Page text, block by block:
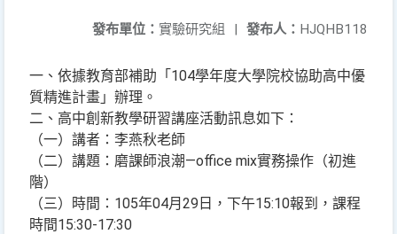
發布人： HJQHB118
發布單位： 實驗研究組 |
一、依據教育部補助「104學年度大學院校協助高中優
質精進計畫」辦理。
二、高中創新教學研習講座活動訊息如下：
（一）講者：李燕秋老師
（二）講題：磨課師浪潮—office mix實務操作（初進
階）
（三）時間：105年04月29日，下午15:10報到，課程
時間15:30-17:30